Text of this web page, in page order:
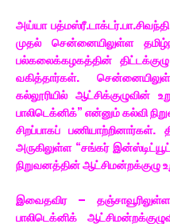
அய்யா
முதல் சென்னையிலுள்ள
பல்கலைக்கழகத்தின்
வகித்தார்கள்.
கல்லூரியில் ஆட்சிக்குழுவின்
பாலிடெக்னிக்” என்னும் கல்வி
சிறப்பாகப் பணியாற்றினார்கள்.
அருகிலுள்ள “சங்கர்
நிறுவனத்தின் ஆட்சிமன்றக்குழு
இவைதவிர –
பாலிடெக்னிக்